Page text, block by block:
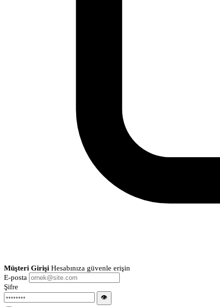
Müşteri Girişi Hesabınıza güvenle erişin
E-posta
Şifre
👁